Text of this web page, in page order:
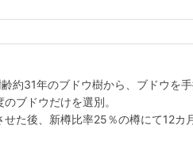
31年のブドウ樹から、ブドウを手
ブドウだけを選別。
た後、新樽比率25％の樽にて12